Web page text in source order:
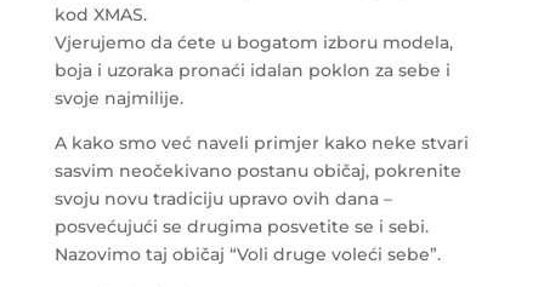
kod XMAS.
Vjerujemo da ćete u bogatom izboru modela,
boja i uzoraka pronaći idalan poklon za sebe i
svoje najmilije.
A kako smo već naveli primjer kako neke stvari
sasvim neočekivano postanu običaj, pokrenite
svoju novu tradiciju upravo ovih dana –
posvećujući se drugima posvetite se i sebi.
Nazovimo taj običaj “Voli druge voleći sebe”.